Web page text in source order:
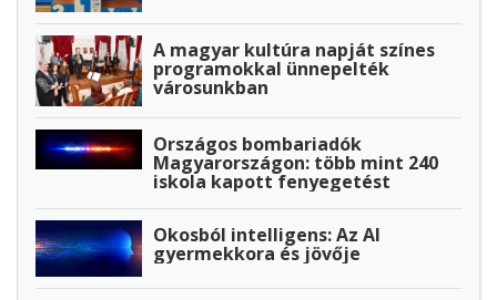
A magyar kultúra napját színes
programokkal ünnepelték
városunkban
Országos bombariadók
Magyarországon: több mint 240
iskola kapott fenyegetést
Okosból intelligens: Az AI
gyermekkora és jövője